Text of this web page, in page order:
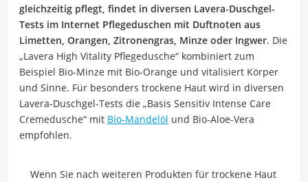
gleichzeitig pflegt, findet in diversen Lavera-Duschgel-
Tests im Internet Pflegeduschen mit Duftnoten aus
Limetten, Orangen, Zitronengras, Minze oder Ingwer. Die
„Lavera High Vitality Pflegedusche“ kombiniert zum
Beispiel Bio-Minze mit Bio-Orange und vitalisiert Körper
und Sinne. Für besonders trockene Haut wird in diversen
Lavera-Duschgel-Tests die „Basis Sensitiv Intense Care
Cremedusche“ mit Bio-Mandelöl und Bio-Aloe-Vera
empfohlen.
Wenn Sie nach weiteren Produkten für trockene Haut